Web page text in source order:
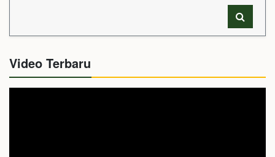
Video Terbaru